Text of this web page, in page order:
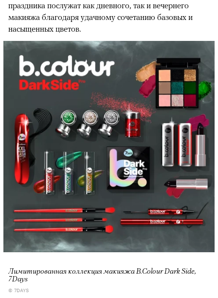
праздника послужат как дневного, так и вечернего
макияжа благодаря удачному сочетанию базовых и
насыщенных цветов.
Лимитированная коллекция макияжа B.Colour Dark Side,
7Days
© 7DAYS